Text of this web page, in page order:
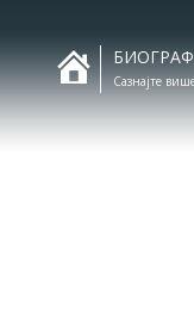
Сазнајте